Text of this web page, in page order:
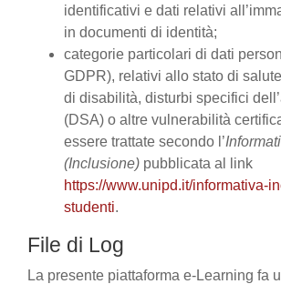
identificativi e dati relativi
in documenti di identità;
categorie particolari di dati
GDPR), relativi allo stato di
di disabilità, disturbi specifici
(DSA) o altre vulnerabilità
essere trattate secondo l’
(Inclusione) pubblicata al link
https://www.unipd.it/informativa-
studenti.
File di Log
La presente piattaforma e-Learning fa